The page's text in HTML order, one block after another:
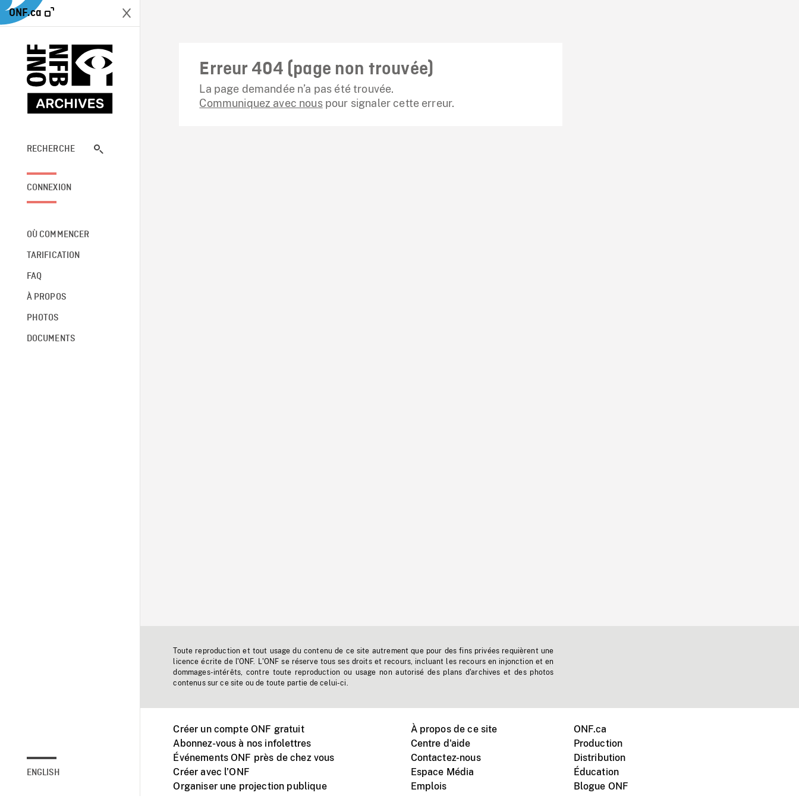
ONF.ca
RECHERCHE
CONNEXION
OÙ COMMENCER
TARIFICATION
FAQ
À PROPOS
PHOTOS
DOCUMENTS
ENGLISH
Erreur 404 (page non trouvée)
La page demandée n’a pas été trouvée.
Communiquez avec nouspour signaler cette erreur.
Toute reproduction et tout usage du contenu de ce site autrement que pour des fins privées requièrent une
licence écrite de l'ONF. L'ONF se réserve tous ses droits et recours, incluant les recours en injonction et en
dommages-intérêts, contre toute reproduction ou usage non autorisé des plans d'archives et des photos
contenus sur ce site ou de toute partie de celui-ci.
Créer un compte ONF gratuit
Abonnez-vous à nos infolettres
Événements ONF près de chez vous
Créer avec l’ONF
Organiser une projection publique
À propos de ce site
Centre d'aide
Contactez-nous
Espace Média
Emplois
ONF.ca
Production
Distribution
Éducation
Blogue ONF